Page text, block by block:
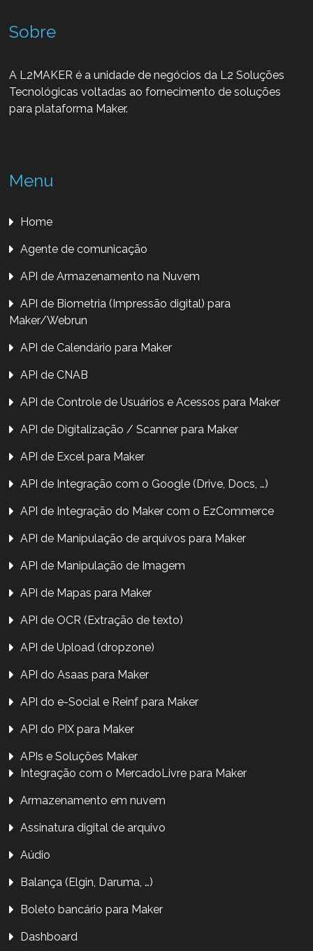
Sobre
A L2MAKER é a unidade de negócios da L2 Soluções
Tecnológicas voltadas ao fornecimento de soluções
para plataforma Maker.
Menu
Home
Agente de comunicação
API de Armazenamento na Nuvem
API de Biometria (Impressão digital) para
Maker/Webrun
API de Calendário para Maker
API de CNAB
API de Controle de Usuários e Acessos para Maker
API de Digitalização / Scanner para Maker
API de Excel para Maker
API de Integração com o Google (Drive, Docs, …)
API de Integração do Maker com o EzCommerce
API de Manipulação de arquivos para Maker
API de Manipulação de Imagem
API de Mapas para Maker
API de OCR (Extração de texto)
API de Upload (dropzone)
API do Asaas para Maker
API do e-Social e Reinf para Maker
API do PIX para Maker
APIs e Soluções Maker
Integração com o MercadoLivre para Maker
Armazenamento em nuvem
Assinatura digital de arquivo
Aúdio
Balança (Elgin, Daruma, …)
Boleto bancário para Maker
Dashboard